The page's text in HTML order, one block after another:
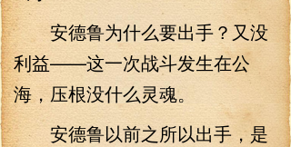
安德鲁为什么要出手？又没
利益——这一次战斗发生在公
海，压根没什么灵魂。
安德鲁以前之所以出手，是